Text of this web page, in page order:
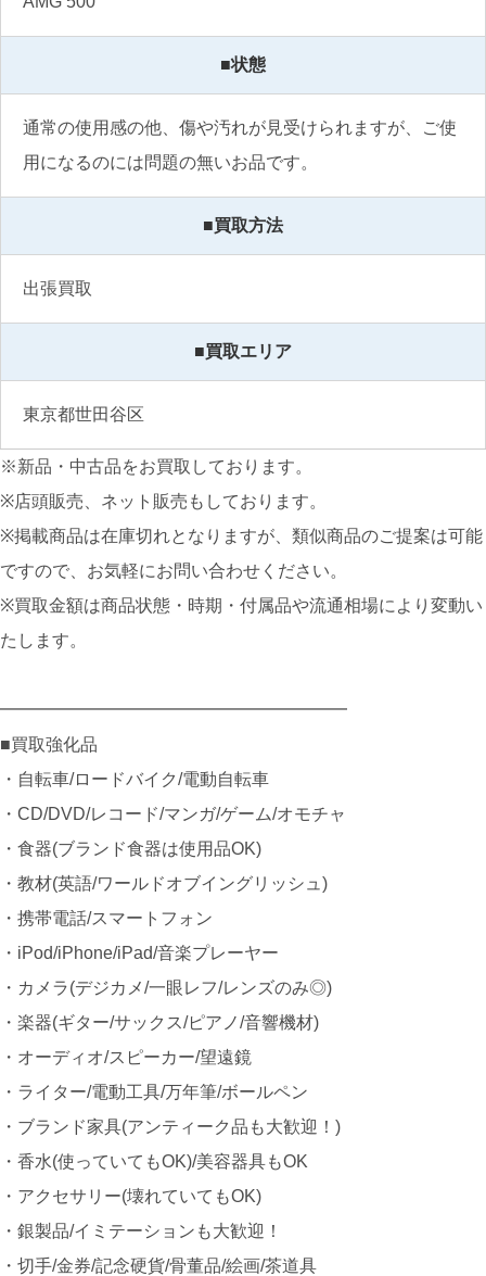
■状態
通常の使用感の他、傷や汚れが見受けられますが、ご使
用になるのには問題の無いお品です。
■買取方法
出張買取
■買取エリア
東京都世田谷区
※新品・中古品をお買取しております。
※店頭販売、ネット販売もしております。
※掲載商品は在庫切れとなりますが、類似商品のご提案は可能
ですので、お気軽にお問い合わせください。
※買取金額は商品状態・時期・付属品や流通相場により変動い
たします。
━━━━━━━━━━━━━━━━━━━━
■買取強化品
・自転車/ロードバイク/電動自転車
・CD/DVD/レコード/マンガ/ゲーム/オモチャ
・食器(ブランド食器は使用品OK)
・教材(英語/ワールドオブイングリッシュ)
・携帯電話/スマートフォン
・iPod/iPhone/iPad/音楽プレーヤー
・カメラ(デジカメ/一眼レフ/レンズのみ◎)
・楽器(ギター/サックス/ピアノ/音響機材)
・オーディオ/スピーカー/望遠鏡
・ライター/電動工具/万年筆/ボールペン
・ブランド家具(アンティーク品も大歓迎！)
・香水(使っていてもOK)/美容器具もOK
・アクセサリー(壊れていてもOK)
・銀製品/イミテーションも大歓迎！
・切手/金券/記念硬貨/骨董品/絵画/茶道具